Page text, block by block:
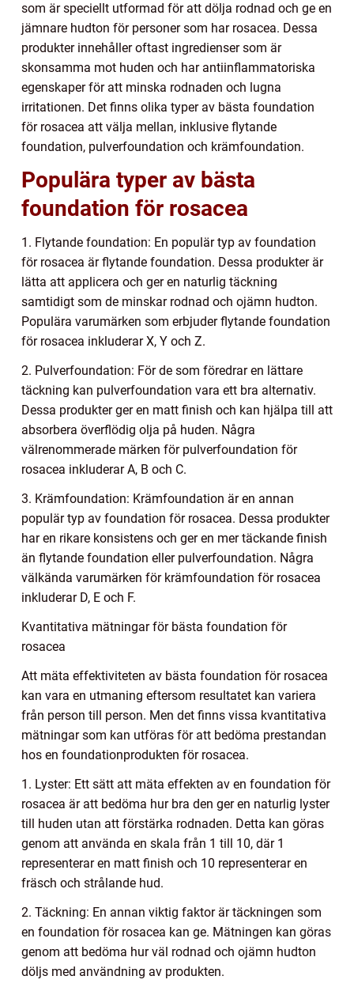
som är speciellt utformad för att dölja rodnad och ge en
jämnare hudton för personer som har rosacea. Dessa
produkter innehåller oftast ingredienser som är
skonsamma mot huden och har antiinflammatoriska
egenskaper för att minska rodnaden och lugna
irritationen. Det finns olika typer av bästa foundation
för rosacea att välja mellan, inklusive flytande
foundation, pulverfoundation och krämfoundation.
Populära typer av bästa
foundation för rosacea
1. Flytande foundation: En populär typ av foundation
för rosacea är flytande foundation. Dessa produkter är
lätta att applicera och ger en naturlig täckning
samtidigt som de minskar rodnad och ojämn hudton.
Populära varumärken som erbjuder flytande foundation
för rosacea inkluderar X, Y och Z.
2. Pulverfoundation: För de som föredrar en lättare
täckning kan pulverfoundation vara ett bra alternativ.
Dessa produkter ger en matt finish och kan hjälpa till att
absorbera överflödig olja på huden. Några
välrenommerade märken för pulverfoundation för
rosacea inkluderar A, B och C.
3. Krämfoundation: Krämfoundation är en annan
populär typ av foundation för rosacea. Dessa produkter
har en rikare konsistens och ger en mer täckande finish
än flytande foundation eller pulverfoundation. Några
välkända varumärken för krämfoundation för rosacea
inkluderar D, E och F.
Kvantitativa mätningar för bästa foundation för
rosacea
Att mäta effektiviteten av bästa foundation för rosacea
kan vara en utmaning eftersom resultatet kan variera
från person till person. Men det finns vissa kvantitativa
mätningar som kan utföras för att bedöma prestandan
hos en foundationprodukten för rosacea.
1. Lyster: Ett sätt att mäta effekten av en foundation för
rosacea är att bedöma hur bra den ger en naturlig lyster
till huden utan att förstärka rodnaden. Detta kan göras
genom att använda en skala från 1 till 10, där 1
representerar en matt finish och 10 representerar en
fräsch och strålande hud.
2. Täckning: En annan viktig faktor är täckningen som
en foundation för rosacea kan ge. Mätningen kan göras
genom att bedöma hur väl rodnad och ojämn hudton
döljs med användning av produkten.